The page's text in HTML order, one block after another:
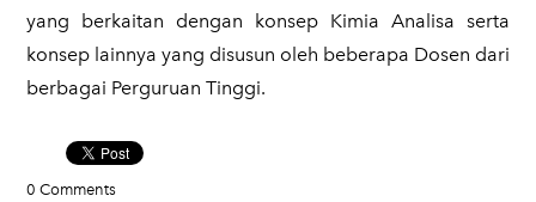
yang berkaitan dengan konsep Kimia Analisa serta
konsep lainnya yang disusun oleh beberapa Dosen dari
berbagai Perguruan Tinggi.
0 Comments